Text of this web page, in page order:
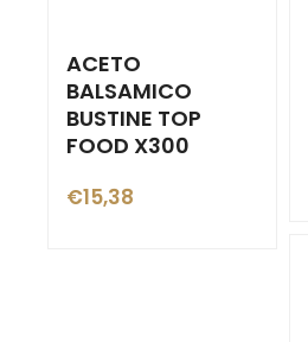
ACETO
BALSAMICO
BUSTINE TOP
FOOD X300
€15,38